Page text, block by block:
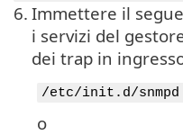
6. Immettere il
i servizi del
dei trap in
/etc/init.d/
o